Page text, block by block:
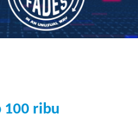
100 ribu